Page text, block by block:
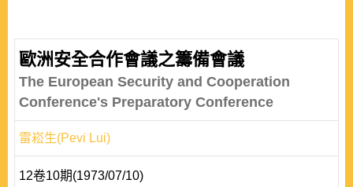
歐洲安全合作會議之籌備會議
The European Security and Cooperation
Conference's Preparatory Conference
雷崧生(Pevi Lui)
12卷10期(1973/07/10)